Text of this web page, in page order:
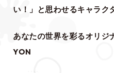
い！」と思わせるキャラク
あなたの世界を彩るオリジ
YON